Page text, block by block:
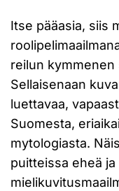
Itse pääasia, siis
reilun kymmenen
Sellaisenaan
luettavaa,
Suomesta,
mytologiasta.
puitteissa eheä